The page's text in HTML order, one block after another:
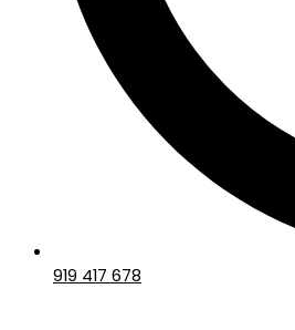
919 417 678